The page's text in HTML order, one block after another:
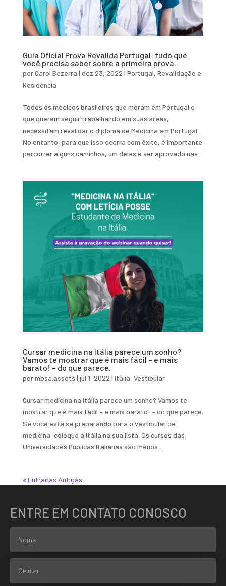
Guia Oficial Prova Revalida Portugal: tudo que
você precisa saber sobre a primeira prova.
porCarol Bezerra | dez 23, 2022 | Portugal, Revalidação e
Residência
Todos os médicos brasileiros que moram em Portugal e
que querem seguir trabalhando em suas áreas,
necessitam revalidar o diploma de Medicina em Portugal.
No entanto, para que isso ocorra com êxito, é importante
percorrer alguns caminhos, um deles é ser aprovado nas...
Cursar medicina na Itália parece um sonho?
Vamos te mostrar que é mais fácil – e mais
barato! – do que parece.
pormbsa.assets | jul 1, 2022 | Itália, Vestibular
Cursar medicina na Itália parece um sonho? Vamos te
mostrar que é mais fácil – e mais barato! – do que parece.
Se você está se preparando para o vestibular de
medicina, coloque a Itália na sua lista. Os cursos das
Universidades Públicas Italianas são menos...
« Entradas Antigas
ENTRE EM CONTATO CONOSCO